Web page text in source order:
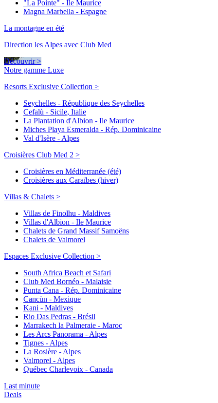
"La Pointe" - Ile Maurice
Magna Marbella - Espagne
La montagne en été
Direction les Alpes avec Club Med
Découvrir >
Notre gamme Luxe
Resorts Exclusive Collection >
Seychelles - République des Seychelles
Cefalù - Sicile, Italie
La Plantation d'Albion - Ile Maurice
Miches Playa Esmeralda - Rép. Dominicaine
Val d'Isère - Alpes
Croisières Club Med 2 >
Croisières en Méditerranée (été)
Croisières aux Caraïbes (hiver)
Villas & Chalets >
Villas de Finolhu - Maldives
Villas d'Albion - Ile Maurice
Chalets de Grand Massif Samoëns
Chalets de Valmorel
Espaces Exclusive Collection >
South Africa Beach et Safari
Club Med Bornéo - Malaisie
Punta Cana - Rép. Dominicaine
Cancùn - Mexique
Kani - Maldives
Rio Das Pedras - Brésil
Marrakech la Palmeraie - Maroc
Les Arcs Panorama - Alpes
Tignes - Alpes
La Rosière - Alpes
Valmorel - Alpes
Québec Charlevoix - Canada
Last minute
Deals